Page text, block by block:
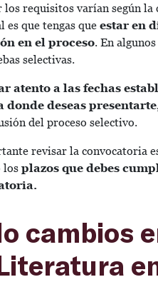
los requisitos varían según
es que tengas que estar en
en el proceso. En
selectivas.
atento a las fechas
deseas presentarte
del proceso selectivo.
revisar la convocatoria
los plazos que debes
cambios